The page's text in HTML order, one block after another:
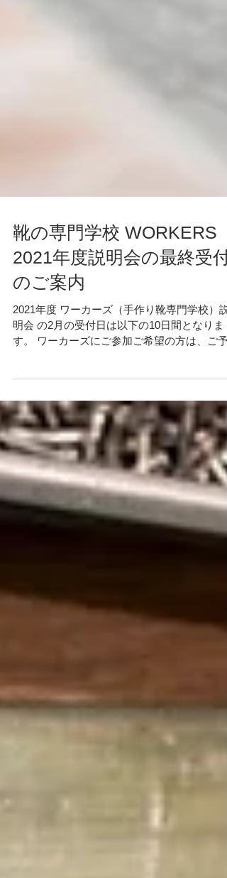
靴の専門学校 WORKERS
2021年度説明会の最終受付
のご案内
2021年度 ワーカーズ（手作り靴専門学校）説
明会 の2月の受付日は以下の10日間となりま
必須となります。 予約のお時間はご相談くだ
間で終了になります。 日程：2021年 2月5日...